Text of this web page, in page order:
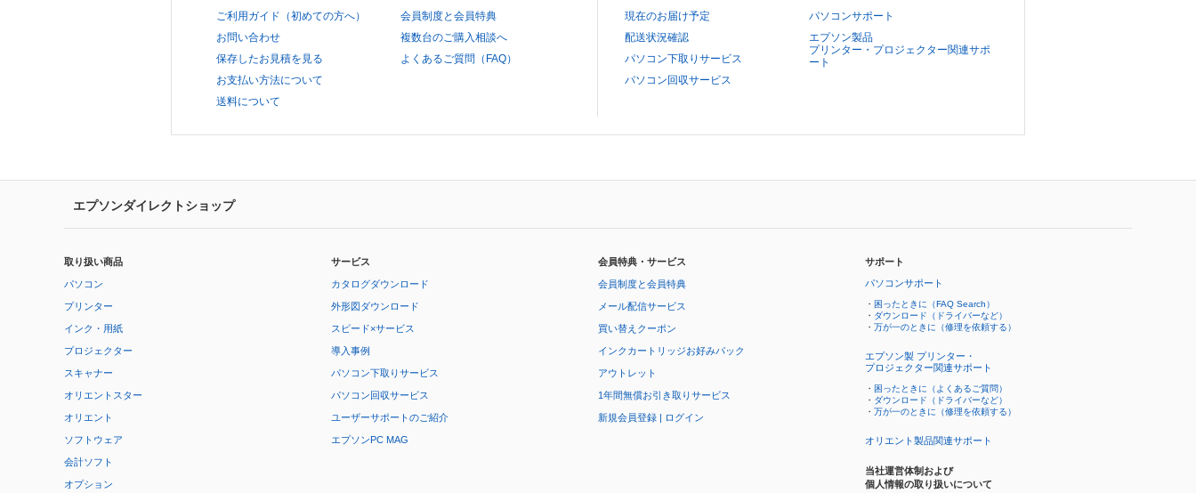
ご利用ガイド（初めての方へ）
お問い合わせ
保存したお見積を見る
お支払い方法について
送料について
会員制度と会員特典
複数台のご購入相談へ
よくあるご質問（FAQ）
現在のお届け予定
配送状況確認
パソコン下取りサービス
パソコン回収サービス
パソコンサポート
エプソン製品
プリンター・プロジェクター関連サポ
ート
エプソンダイレクトショップ
取り扱い商品
パソコン
プリンター
インク・用紙
プロジェクター
スキャナー
オリエントスター
オリエント
ソフトウェア
会計ソフト
オプション
サービス
カタログダウンロード
外形図ダウンロード
スピード×サービス
導入事例
パソコン下取りサービス
パソコン回収サービス
ユーザーサポートのご紹介
エプソンPC MAG
会員特典・サービス
会員制度と会員特典
メール配信サービス
買い替えクーポン
インクカートリッジお好みパック
アウトレット
1年間無償お引き取りサービス
新規会員登録 | ログイン
サポート
パソコンサポート
・ 困ったときに（FAQ Search）
・ ダウンロード（ドライバーなど）
・ 万が一のときに（修理を依頼する）
エプソン製 プリンター・
プロジェクター関連サポート
・ 困ったときに（よくあるご質問）
・ ダウンロード（ドライバーなど）
・ 万が一のときに（修理を依頼する）
オリエント製品関連サポート
当社運営体制および
個人情報の取り扱いについて